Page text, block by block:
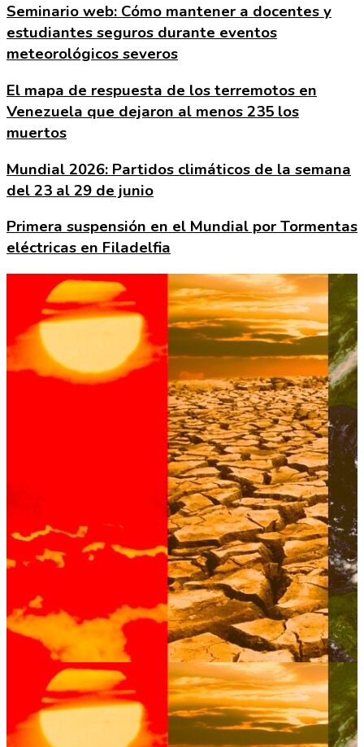
Seminario web: Cómo mantener a docentes y
estudiantes seguros durante eventos
meteorológicos severos
El mapa de respuesta de los terremotos en
Venezuela que dejaron al menos 235 los
muertos
Mundial 2026: Partidos climáticos de la semana
del 23 al 29 de junio
Primera suspensión en el Mundial por Tormentas
eléctricas en Filadelfia